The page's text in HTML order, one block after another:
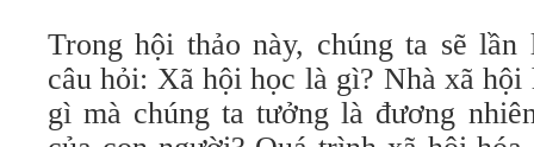
Trong hội thảo này, chúng ta sẽ lần
câu hỏi: Xã hội học là gì? Nhà xã
gì mà chúng ta tưởng là đương